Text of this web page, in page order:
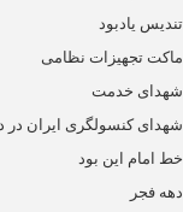
تندیس یادبود
ماکت تجهیزات نظامی
شهدای خدمت
شهدای کنسولگری ایران
خط امام این بود
دهه فجر